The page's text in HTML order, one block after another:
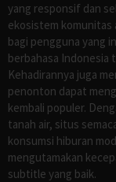
yang responsif dan
ekosistem komunitas
bagi pengguna yang
berbahasa Indonesia
Kehadirannya juga
penonton dapat
kembali populer.
tanah air, situs
konsumsi hiburan
mengutamakan
subtitle yang baik.